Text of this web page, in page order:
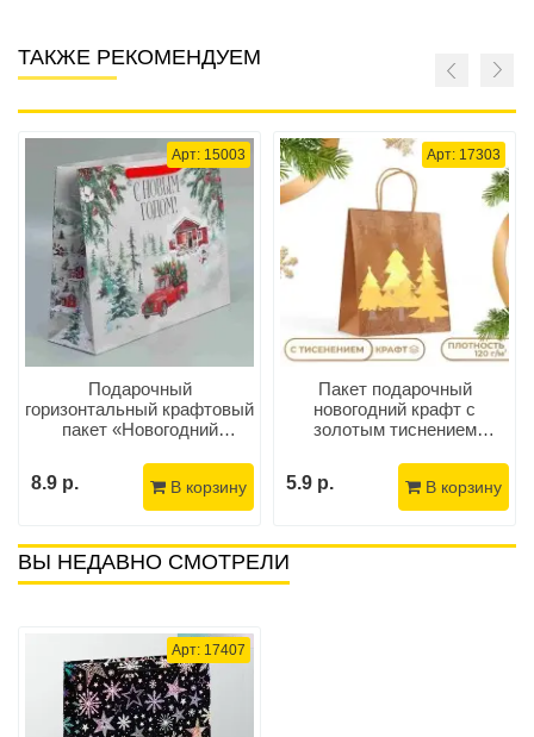
ТАКЖЕ РЕКОМЕНДУЕМ
Арт: 15003
Подарочный
горизонтальный крафтовый
пакет «Новогодний
8.9 р.
В корзину
Арт: 17303
Пакет подарочный
новогодний крафт с
золотым тиснением
x 12 см
5.9 р. В корзину
ВЫ НЕДАВНО СМОТРЕЛИ
Арт: 17407